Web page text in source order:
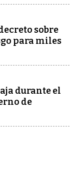
sobre
para miles
durante el
de